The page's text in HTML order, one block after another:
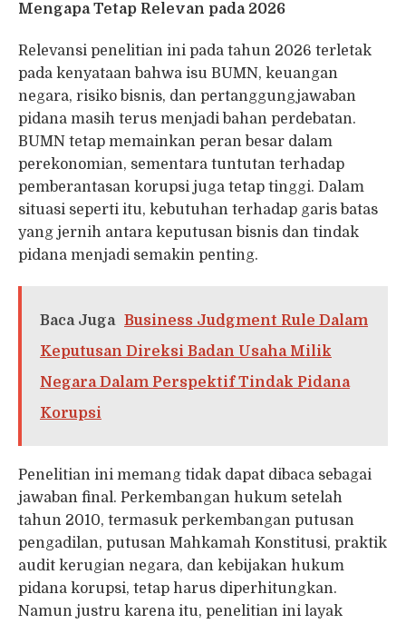
Mengapa Tetap Relevan pada 2026
Relevansi penelitian ini pada tahun 2026 terletak
pada kenyataan bahwa isu BUMN, keuangan
negara, risiko bisnis, dan pertanggungjawaban
pidana masih terus menjadi bahan perdebatan.
BUMN tetap memainkan peran besar dalam
perekonomian, sementara tuntutan terhadap
pemberantasan korupsi juga tetap tinggi. Dalam
situasi seperti itu, kebutuhan terhadap garis batas
yang jernih antara keputusan bisnis dan tindak
pidana menjadi semakin penting.
Baca Juga Business Judgment Rule Dalam
Keputusan Direksi Badan Usaha Milik
Negara Dalam Perspektif Tindak Pidana
Korupsi
Penelitian ini memang tidak dapat dibaca sebagai
jawaban final. Perkembangan hukum setelah
tahun 2010, termasuk perkembangan putusan
pengadilan, putusan Mahkamah Konstitusi, praktik
audit kerugian negara, dan kebijakan hukum
pidana korupsi, tetap harus diperhitungkan.
Namun justru karena itu, penelitian ini layak